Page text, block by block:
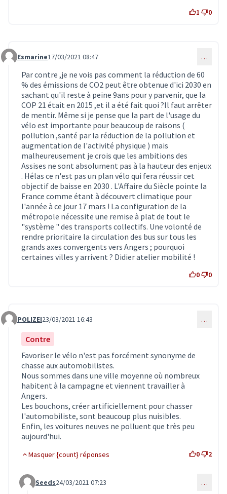
1 0
Commentaire 2785
Esmarine17/03/2021 08:47 …
Par contre ,je ne vois pas comment la réduction de 60
% des émissions de CO2 peut être obtenue d'ici 2030 en
sachant qu'il reste à peine 9ans pour y parvenir, que la
COP 21 était en 2015 ,et il a été fait quoi ?Il faut arrêter
de mentir. Même si je pense que la part de l'usage du
vélo est importante pour beaucoup de raisons (
pollution ,santé par la réduction de la pollution et
augmentation de l'activité physique ) mais
malheureusement je crois que les ambitions des
Assises ne sont absolument pas à la hauteur des enjeux
. Hélas ce n'est pas un plan vélo qui fera réussir cet
objectif de baisse en 2030 . L'Affaire du Siècle pointe la
France comme étant à découvert climatique pour
l'année à ce jour 17 mars ! La configuration de la
métropole nécessite une remise à plat de tout le
"système " des transports collectifs. Une volonté de
rendre prioritaire la circulation des bus sur tous les
grands axes convergents vers Angers ; pourquoi
certaines villes y arrivent ? Didier atelier mobilité !
0 0
Commentaire 3002
POLIZEI23/03/2021 16:43 …
Contre
Favoriser le vélo n'est pas forcément synonyme de
chasse aux automobilistes.
Nous sommes dans une ville moyenne où nombreux
habitent à la campagne et viennent travailler à
Angers.
Les bouchons, créer artificiellement pour chasser
l'automobiliste, sont beaucoup plus nuisibles.
Enfin, les voitures neuves ne polluent que très peu
aujourd'hui.
Masquer {count} réponses 0 2
Commentaire 3044 (réponse au commentaire 3002)
Seeds24/03/2021 07:23 …